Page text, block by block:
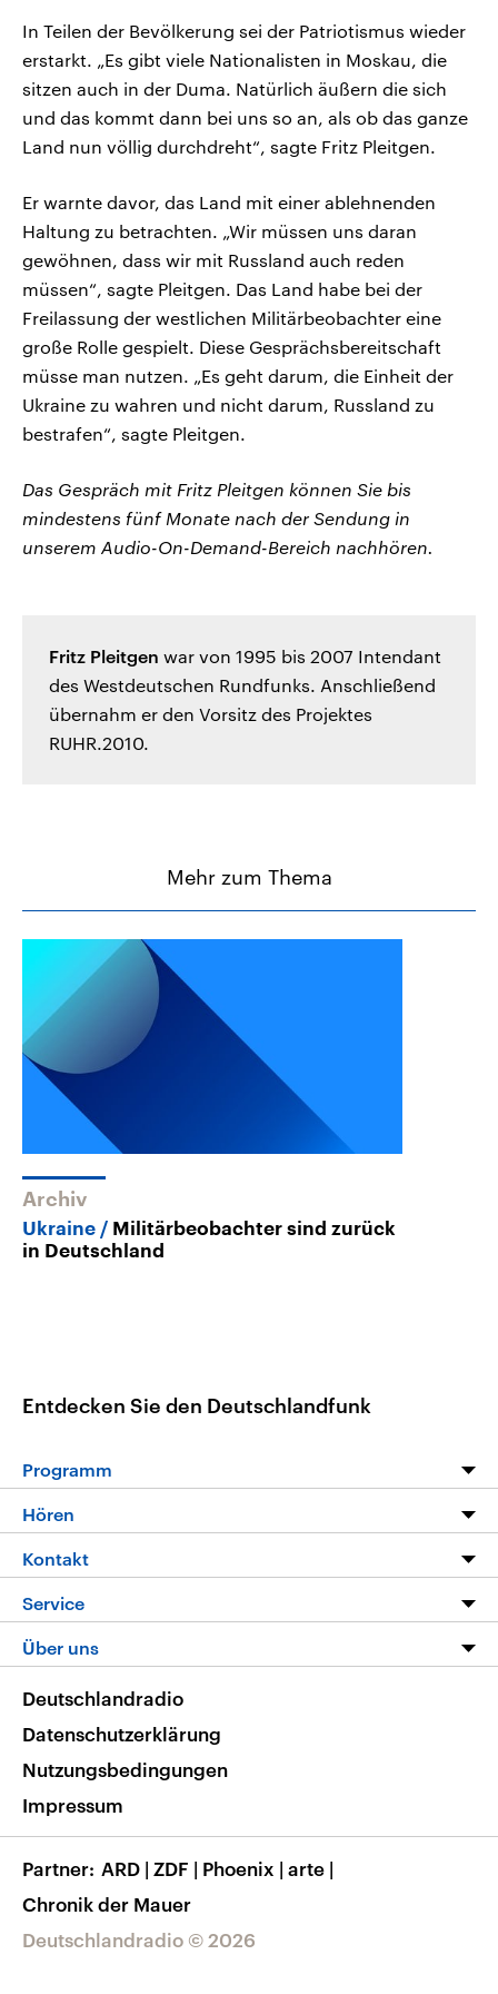
In Teilen der Bevölkerung sei der Patriotismus wieder
erstarkt. „Es gibt viele Nationalisten in Moskau, die
sitzen auch in der Duma. Natürlich äußern die sich
und das kommt dann bei uns so an, als ob das ganze
Land nun völlig durchdreht“, sagte Fritz Pleitgen.
Er warnte davor, das Land mit einer ablehnenden
Haltung zu betrachten. „Wir müssen uns daran
gewöhnen, dass wir mit Russland auch reden
müssen“, sagte Pleitgen. Das Land habe bei der
Freilassung der westlichen Militärbeobachter eine
große Rolle gespielt. Diese Gesprächsbereitschaft
müsse man nutzen. „Es geht darum, die Einheit der
Ukraine zu wahren und nicht darum, Russland zu
bestrafen“, sagte Pleitgen.
Das Gespräch mit Fritz Pleitgen können Sie bis
mindestens fünf Monate nach der Sendung in
unserem Audio-On-Demand-Bereich nachhören.
Fritz Pleitgen war von 1995 bis 2007 Intendant
des Westdeutschen Rundfunks. Anschließend
übernahm er den Vorsitz des Projektes
RUHR.2010.
Mehr zum Thema
Archiv
Ukraine
Militärbeobachter sind zurück
in Deutschland
Entdecken Sie den Deutschlandfunk
Programm
Programm
Die Nachrichten
Nachrichtenleicht
Neue Beiträge auf dlf.de
Hören
Livestream
Podcasts
Deutschlandfunk App
Nachrichten App
Frequenzen
Kontakt
Hörerservice
Service
FAQ
Veranstaltungen
Musikliste
RSS
Über uns
Barrierefreiheit
Deutschlandradio © 2026
Deutschlandradio
Datenschutzerklärung
Nutzungsbedingungen
Impressum
Partner ARD | ZDF | Phoenix | arte |
Chronik der Mauer